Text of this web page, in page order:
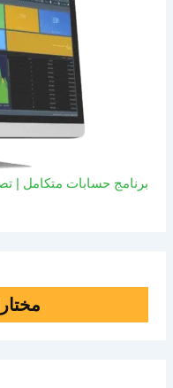
برنامج حسابات متكامل |